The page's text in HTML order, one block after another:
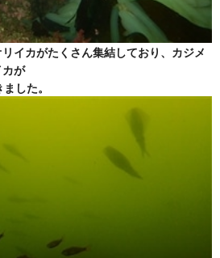
イカがたくさん集結しており、カジメ
が
した。